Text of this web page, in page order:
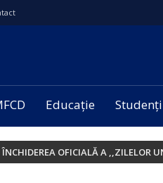
Educație Studenți
ÎNCHIDEREA OFICIALĂ A ,,ZILELOR